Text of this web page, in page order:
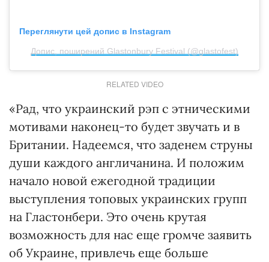
Переглянути цей допис в Instagram
Допис, поширений Glastonbury Festival (@glastofest)
RELATED VIDEO
«Рад, что украинский рэп с этническими
мотивами наконец-то будет звучать и в
Британии. Надеемся, что заденем струны
души каждого англичанина. И положим
начало новой ежегодной традиции
выступления топовых украинских групп
на Гластонбери. Это очень крутая
возможность для нас еще громче заявить
об Украине, привлечь еще больше